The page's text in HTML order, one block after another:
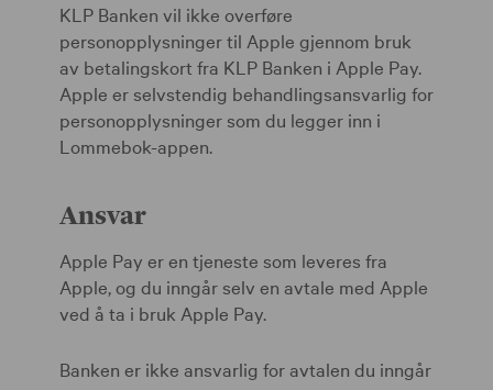
KLP Banken vil ikke overføre
personopplysninger til Apple gjennom bruk
av betalingskort fra KLP Banken i Apple Pay.
Apple er selvstendig behandlingsansvarlig for
personopplysninger som du legger inn i
Lommebok-appen.
Ansvar
Apple Pay er en tjeneste som leveres fra
Apple, og du inngår selv en avtale med Apple
ved å ta i bruk Apple Pay.
Banken er ikke ansvarlig for avtalen du inngår